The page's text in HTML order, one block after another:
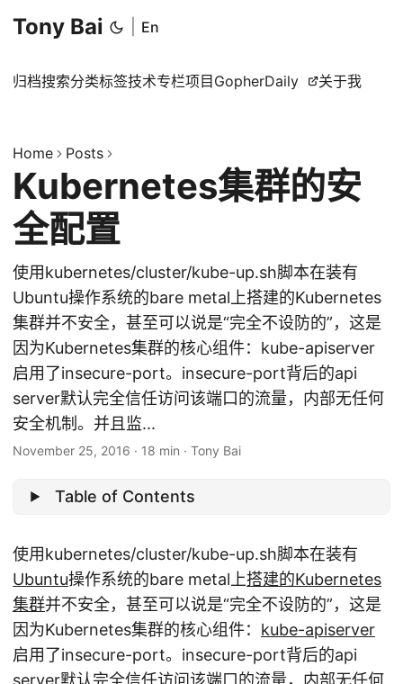
Tony Bai En
归档搜索分类标签技术专栏项目 GopherDaily 关于我
Home Posts
Kubernetes集群的安
全配置
使用kubernetes/cluster/kube-up.sh脚本在装有
Ubuntu操作系统的bare metal上搭建的Kubernetes
集群并不安全，甚至可以说是“完全不设防的”，这是
因为Kubernetes集群的核心组件：kube-apiserver
启用了insecure-port。insecure-port背后的api
server默认完全信任访问该端口的流量，内部无任何
安全机制。并且监...
November 25, 2016 · 18 min · Tony Bai
Table of Contents
使用kubernetes/cluster/kube-up.sh脚本在装有
Ubuntu操作系统的bare metal上搭建的Kubernetes
集群并不安全，甚至可以说是“完全不设防的”，这是
因为Kubernetes集群的核心组件： kube-apiserver
启用了insecure-port。insecure-port背后的api
server默认完全信任访问该端口的流量，内部无任何